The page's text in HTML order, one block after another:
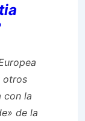
otros
con la
de la